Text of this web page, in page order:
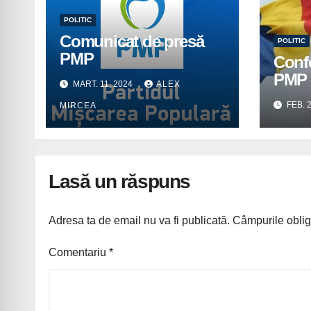
POLITIC
Comunicat de presă
PMP
MART. 11, 2024 ALEX
MIRCEA
POLITIC
PMP
FEB.
Lasă un răspuns
Adresa ta de email nu va fi publicată. Câmpurile
Comentariu *